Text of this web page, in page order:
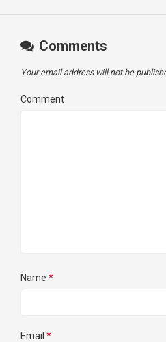
Comments
Your email address will not be
Comment
Name *
Email *